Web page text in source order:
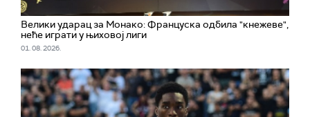
Велики ударац за Монако: Француска одбила "кнежеве",
неће играти у њиховој лиги
01. 08. 2026.